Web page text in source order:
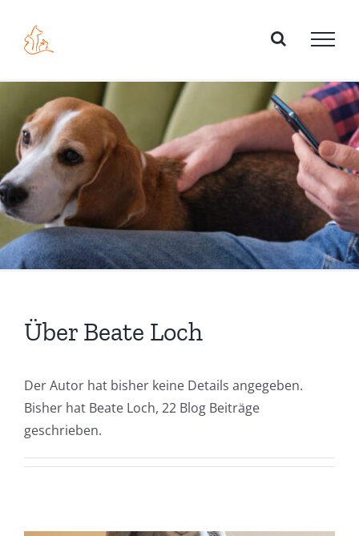
Inhalt
springen
Über Beate Loch
Der Autor hat bisher keine Details angegeben.
Bisher hat Beate Loch, 22 Blog Beiträge
geschrieben.